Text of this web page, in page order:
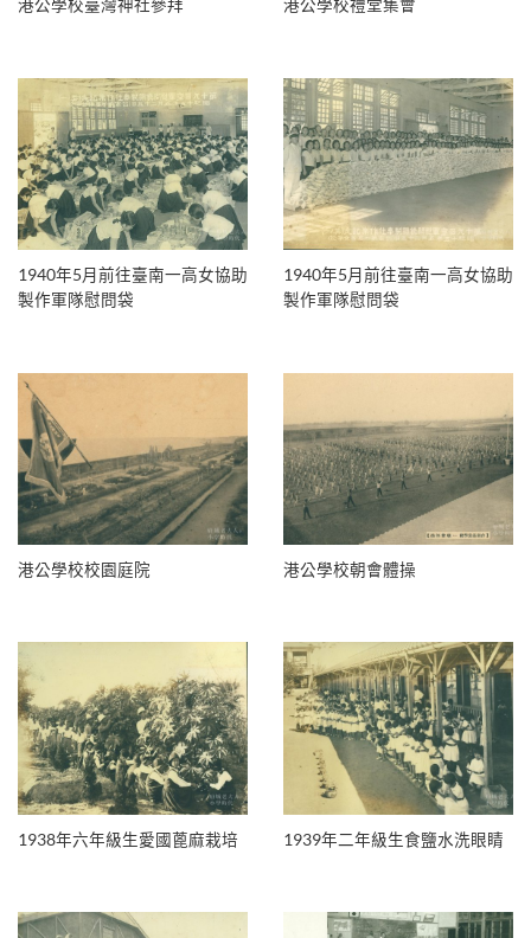
港公學校臺灣神社參拜 港公學校禮堂集會
1940年5月前往臺南一高女協助
製作軍隊慰問袋
1940年5月前往臺南一高女協助
製作軍隊慰問袋
港公學校校園庭院 港公學校朝會體操
1938年六年級生愛國蓖麻栽培 1939年二年級生食鹽水洗眼睛